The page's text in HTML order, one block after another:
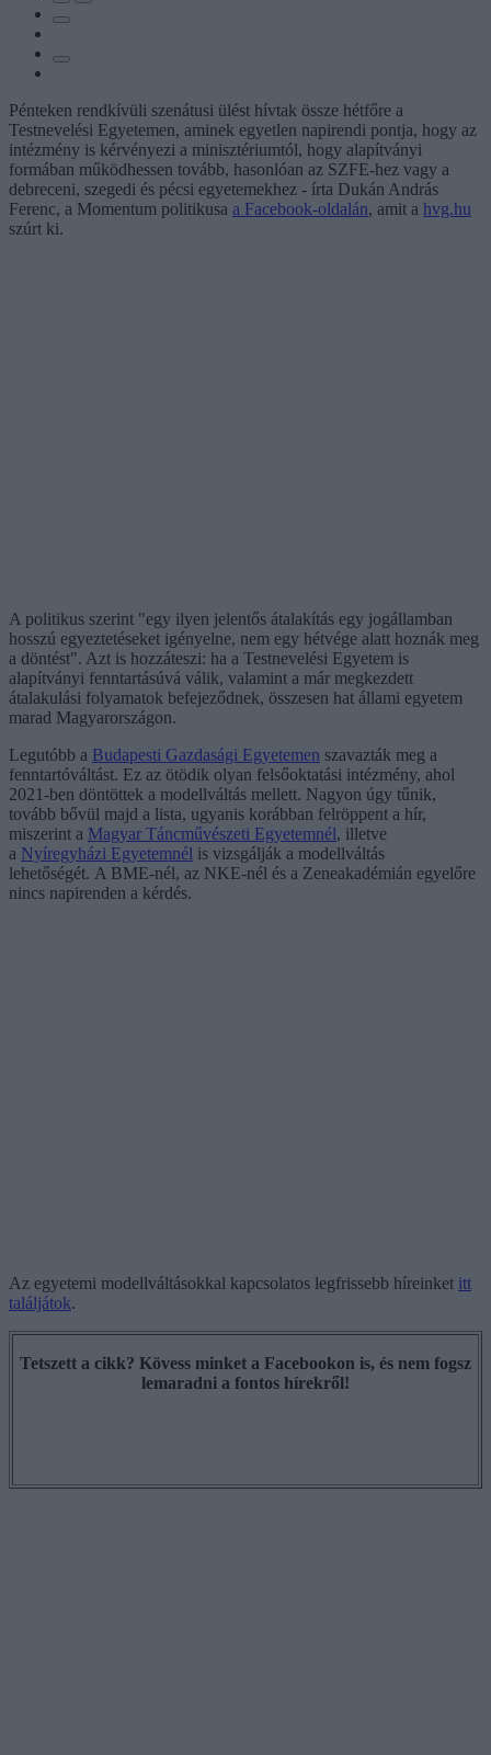
Pénteken rendkívüli szenátusi ülést hívtak össze hétfőre a
Testnevelési Egyetemen, aminek egyetlen napirendi pontja, hogy az
intézmény is kérvényezi a minisztériumtól, hogy alapítványi
formában működhessen tovább, hasonlóan az SZFE-hez vagy a
debreceni, szegedi és pécsi egyetemekhez - írta Dukán András
Ferenc, a Momentum politikusa a Facebook-oldalán, amit a hvg.hu
szúrt ki.
A politikus szerint "egy ilyen jelentős átalakítás egy jogállamban
hosszú egyeztetéseket igényelne, nem egy hétvége alatt hoznák meg
a döntést". Azt is hozzáteszi: ha a Testnevelési Egyetem is
alapítványi fenntartásúvá válik, valamint a már megkezdett
átalakulási folyamatok befejeződnek, összesen hat állami egyetem
marad Magyarországon.
Legutóbb a Budapesti Gazdasági Egyetemen szavazták meg a
fenntartóváltást. Ez az ötödik olyan felsőoktatási intézmény, ahol
2021-ben döntöttek a modellváltás mellett. Nagyon úgy tűnik,
tovább bővül majd a lista, ugyanis korábban felröppent a hír,
miszerint a Magyar Táncművészeti Egyetemnél, illetve
a Nyíregyházi Egyetemnél is vizsgálják a modellváltás
lehetőségét. A BME-nél, az NKE-nél és a Zeneakadémián egyelőre
nincs napirenden a kérdés.
Az egyetemi modellváltásokkal kapcsolatos legfrissebb híreinket itt
találjátok.
Tetszett a cikk? Kövess minket a Facebookon is, és nem fogsz
lemaradni a fontos hírekről!